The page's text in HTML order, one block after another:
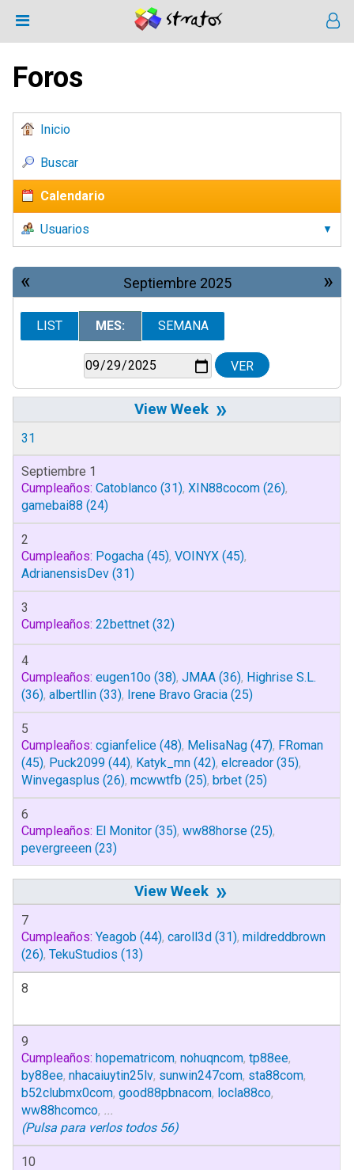
Foros
Inicio
Buscar
Calendario
Usuarios
« »
Septiembre 2025
LIST MES: SEMANA
»
31
Septiembre 1
Cumpleaños: Catoblanco (31), XIN88cocom (26),
gamebai88 (24)
2
Cumpleaños: Pogacha (45), VOINYX (45),
AdrianensisDev (31)
3
Cumpleaños: 22bettnet (32)
4
Cumpleaños: eugen10o (38), JMAA (36), Highrise S.L.
(36), albertllin (33), Irene Bravo Gracia (25)
5
Cumpleaños: cgianfelice (48), MelisaNag (47), FRoman
(45), Puck2099 (44), Katyk_mn (42), elcreador (35),
Winvegasplus (26), mcwwtfb (25), brbet (25)
6
Cumpleaños: El Monitor (35), ww88horse (25),
pevergreeen (23)
»
7
Cumpleaños: Yeagob (44), caroll3d (31), mildreddbrown
(26), TekuStudios (13)
8
9
Cumpleaños: hopematricom, nohuqncom, tp88ee,
by88ee, nhacaiuytin25lv, sunwin247com, sta88com,
b52clubmx0com, good88pbnacom, locla88co,
ww88hcomco, ...
(Pulsa para verlos todos 56)
10